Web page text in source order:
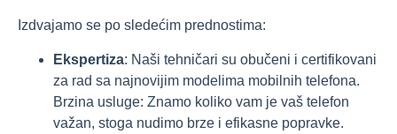
Izdvajamo se po sledećim prednostima:
Ekspertiza: Naši tehničari su obučeni i certifikovani
za rad sa najnovijim modelima mobilnih telefona.
Brzina usluge: Znamo koliko vam je vaš telefon
važan, stoga nudimo brze i efikasne popravke.